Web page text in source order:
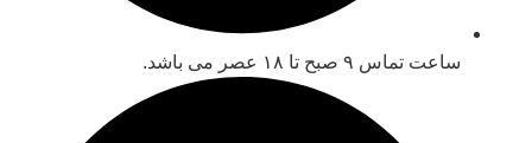
ساعت تماس ۹ صبح تا ۱۸ عصر می باشد.